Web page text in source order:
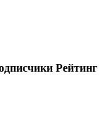
Рейтинг